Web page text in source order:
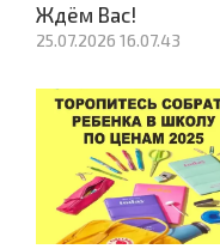
Ждём Вас!
25.07.2026 16.07.43